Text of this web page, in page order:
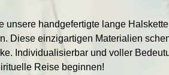
unsere handgefertigte lange
Diese einzigartigen Materialien
Individualisierbar und voller
Reise beginnen!